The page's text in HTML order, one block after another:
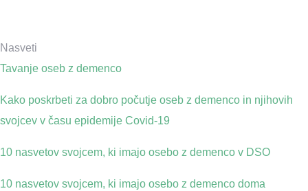
Nasveti
Tavanje oseb z demenco
Kako poskrbeti za dobro počutje oseb z demenco in njihovih
svojcev v času epidemije Covid-19
10 nasvetov svojcem, ki imajo osebo z demenco v DSO
10 nasvetov svojcem, ki imajo osebo z demenco doma